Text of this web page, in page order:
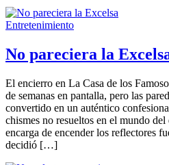
Entretenimiento
No pareciera la
El encierro en La Casa de los
de semanas en pantalla, pero las
convertido en un auténtico
chismes no resueltos en el mundo
encarga de encender los reflectores
decidió […]